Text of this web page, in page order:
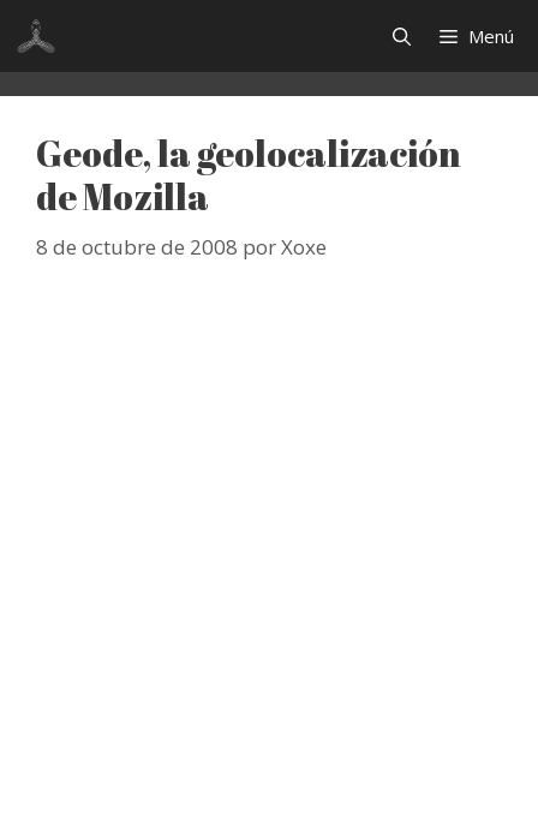
Saltar
contenido
Menú
Geode, la geolocalización
de Mozilla
8 de octubre de 2008 porXoxe